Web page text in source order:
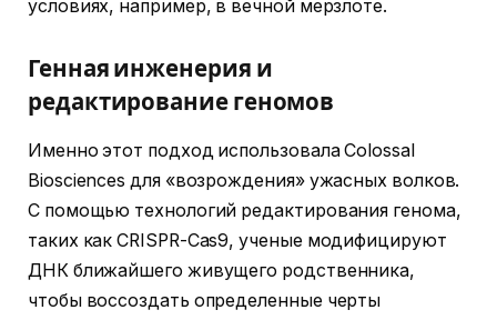
условиях, например, в вечной мерзлоте.
Генная инженерия и
редактирование геномов
Именно этот подход использовала Colossal
Biosciences для «возрождения» ужасных волков.
С помощью технологий редактирования генома,
таких как CRISPR-Cas9, ученые модифицируют
ДНК ближайшего живущего родственника,
чтобы воссоздать определенные черты